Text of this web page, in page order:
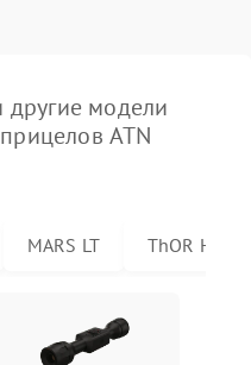
модели
ATN
MARS LT ThOR HD